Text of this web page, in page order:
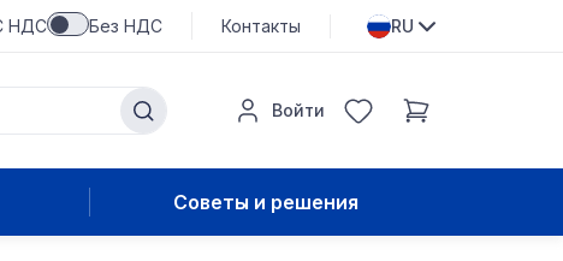
НДС Без НДС Контакты RU
Войти
Советы и решения